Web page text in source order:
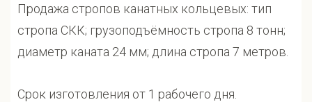
Продажа стропов канатных кольцевых: тип
стропа СКК; грузоподъёмность стропа 8 тонн;
диаметр каната 24 мм; длина стропа 7 метров.
Срок изготовления от 1 рабочего дня.